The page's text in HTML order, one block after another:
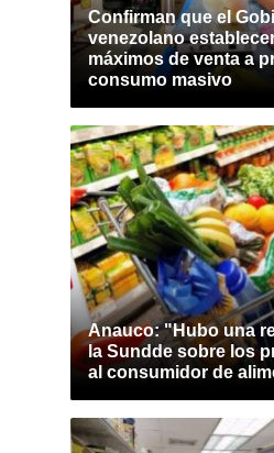
Confirman que el
venezolano
máximos de venta a
consumo masivo
Anauco: "Hubo una
la Sundde sobre los
al consumidor de